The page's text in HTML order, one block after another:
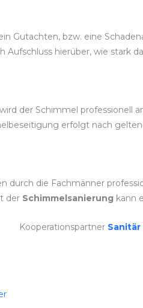
Gutachten, bzw. eine
Aufschluss hierüber, wie stark
der Schimmel
erfolgt nach
durch die Fachmänner
der Schimmelsanierung kann
Kooperationspartner